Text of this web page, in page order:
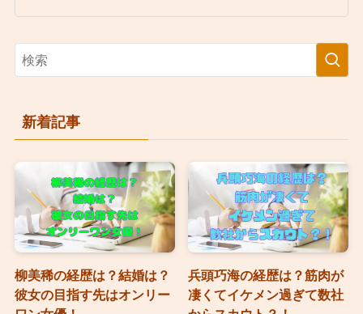
新着記事
柳美稀の経歴は？結婚は？
彼女の目指す先はオンリー
兵頭巧海の経歴は？筋肉が
凄くてイケメン過ぎて数社